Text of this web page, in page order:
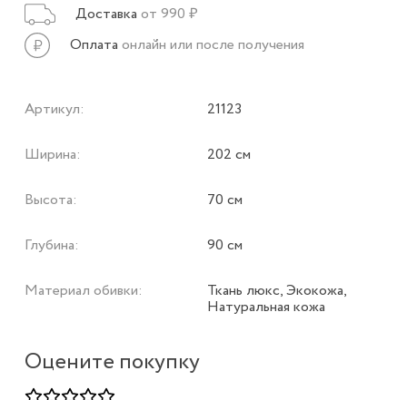
Оцените покупку
Доставка от 990 ₽
Оплата онлайн или после получения
Артикул: 21123
Ширина: 202 см
Высота: 70 см
Глубина: 90 см
Материал обивки: Ткань люкс, Экокожа,
Натуральная кожа